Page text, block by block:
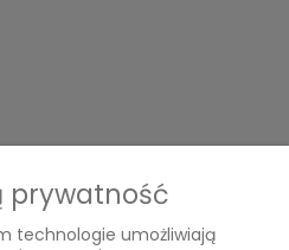
prywatność
technologie umożliwiają